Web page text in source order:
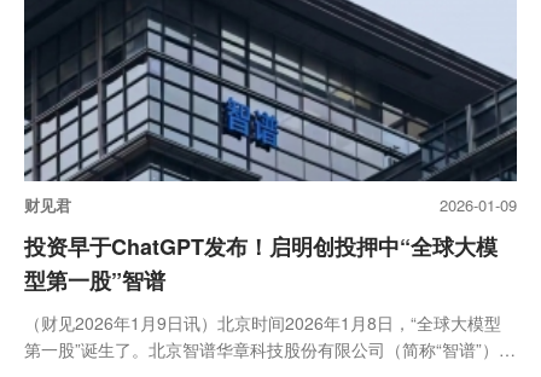
财见君 2026-01-09
投资早于ChatGPT发布！启明创投押中“全球大模
型第一股”智谱
（财见2026年1月9日讯）北京时间2026年1月8日，“全球大模型
第一股”诞生了。北京智谱华章科技股份有限公司（简称“智谱”）成